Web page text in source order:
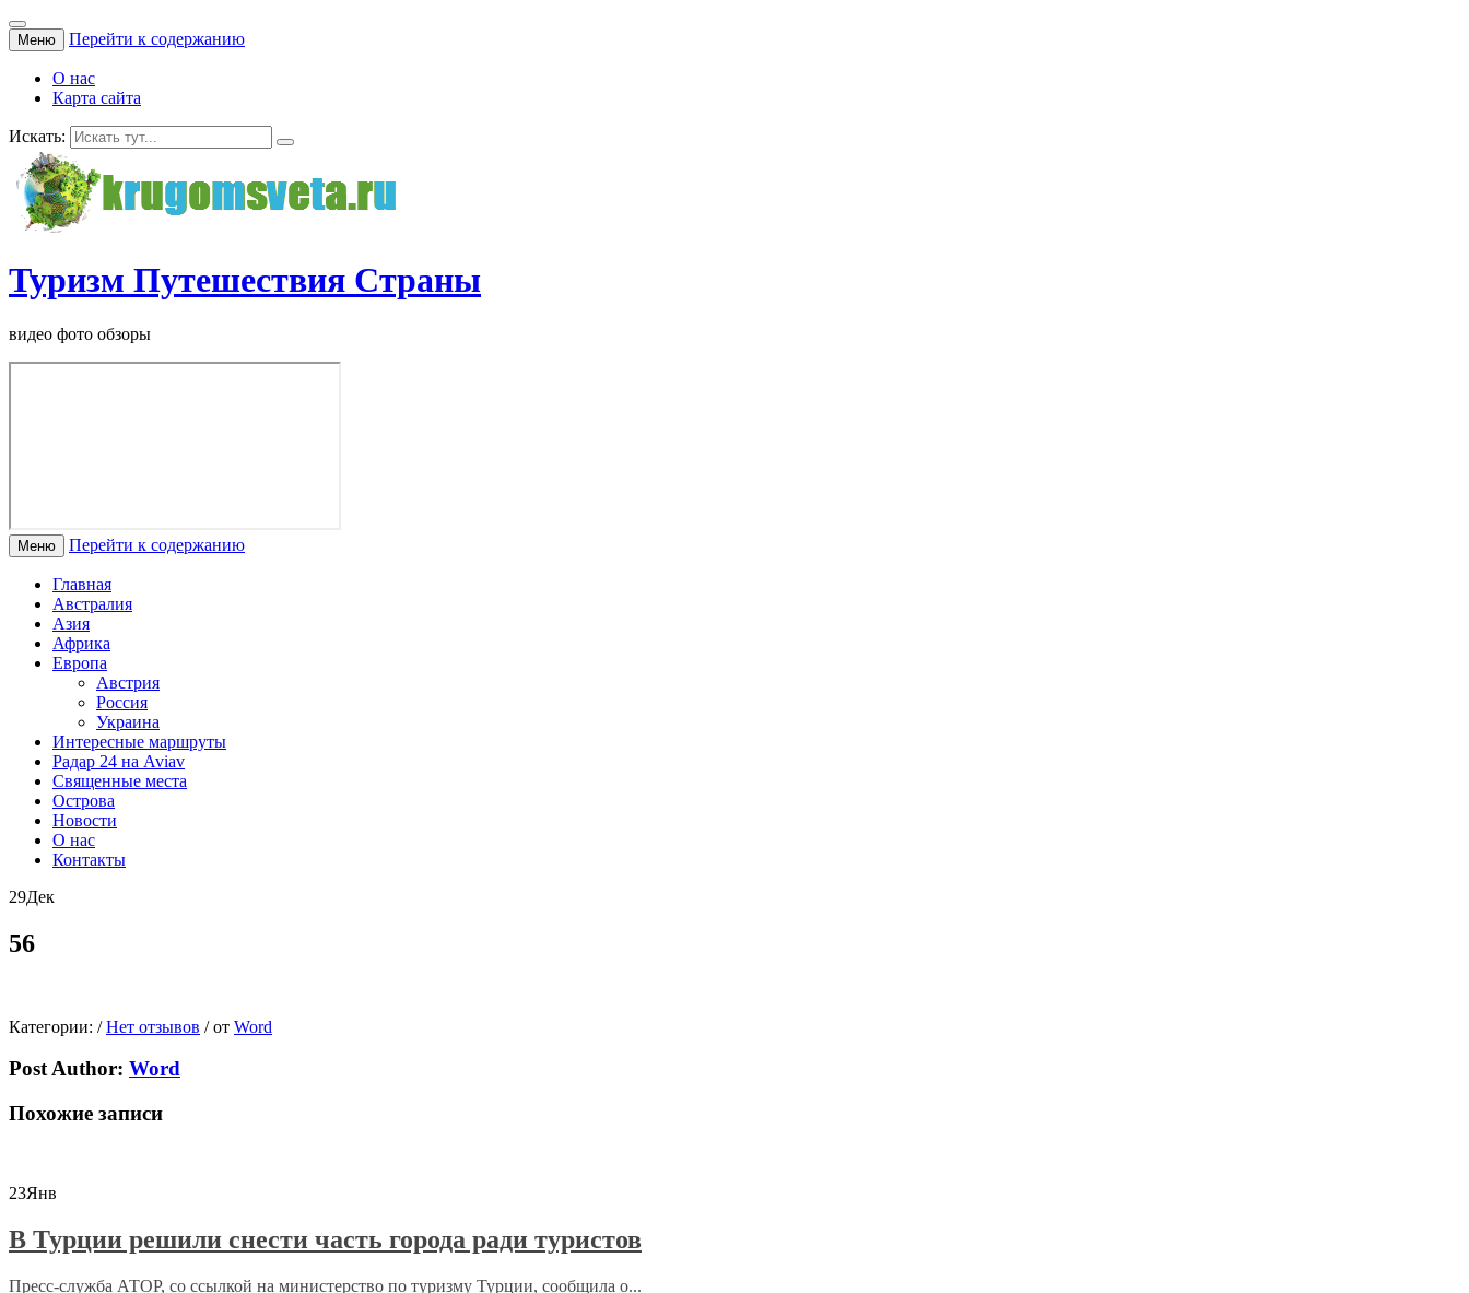
Меню Перейти к содержанию
О нас
Карта сайта
Искать:
Туризм Путешествия Страны
видео фото обзоры
Меню Перейти к содержанию
Главная
Австралия
Азия
Африка
Европа
Австрия
Россия
Украина
Интересные маршруты
Радар 24 на Aviav
Священные места
Острова
Новости
О нас
Контакты
29Дек
56
Категории: / Нет отзывов /от Word
Post Author: Word
Похожие записи
23Янв
В Турции решили снести часть города ради туристов
Пресс-служба АТОР, со ссылкой на министерство по туризму Турции, сообщила о...